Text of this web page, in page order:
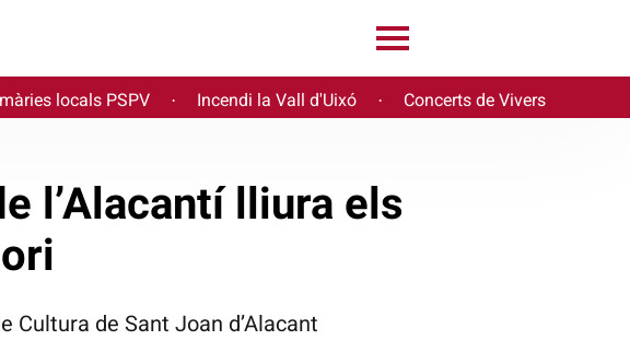
locals PSPV · Incendi la Vall d'Uixó · Concerts de Vivers
l’Alacantí lliura els
Cultura de Sant Joan d’Alacant